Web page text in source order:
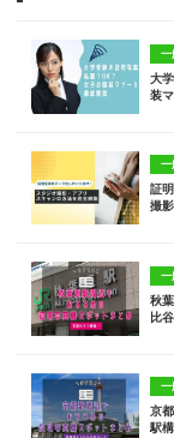
一
大
装
一
証
撮
一
秋
比
一
京
駅